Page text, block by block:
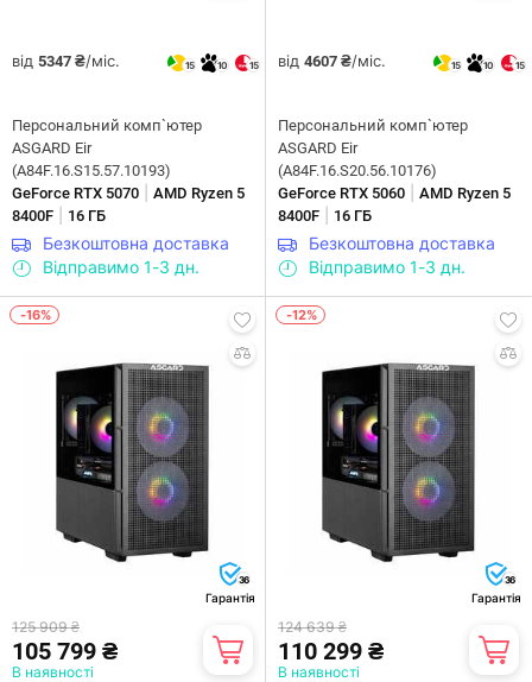
від 5347 ₴/міс. 15 10 15
Персональний комп`ютер
ASGARD Eir
(A84F.16.S15.57.10193)
GeForce RTX 5070
AMD Ryzen 5
8400F
16 ГБ
Безкоштовна доставка
Відправимо 1-3 дн.
від 4607 ₴/міс. 15 10 15
Персональний комп`ютер
ASGARD Eir
(A84F.16.S20.56.10176)
GeForce RTX 5060
AMD Ryzen 5
8400F
16 ГБ
Безкоштовна доставка
Відправимо 1-3 дн.
-16%
36
Гарантія
125 909 ₴
105 799 ₴
В наявності
-12%
36
Гарантія
124 639 ₴
110 299 ₴
В наявності